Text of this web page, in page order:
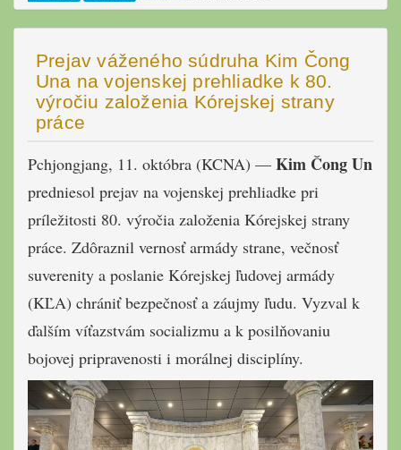
Prejav váženého súdruha Kim Čong
Una na vojenskej prehliadke k 80.
výročiu založenia Kórejskej strany
práce
Pchjongjang, 11. októbra (KCNA) — Kim Čong Un
predniesol prejav na vojenskej prehliadke pri
príležitosti 80. výročia založenia Kórejskej strany
práce. Zdôraznil vernosť armády strane, večnosť
suverenity a poslanie Kórejskej ľudovej armády
(KĽA) chrániť bezpečnosť a záujmy ľudu. Vyzval k
ďalším víťazstvám socializmu a k posilňovaniu
bojovej pripravenosti i morálnej disciplíny.